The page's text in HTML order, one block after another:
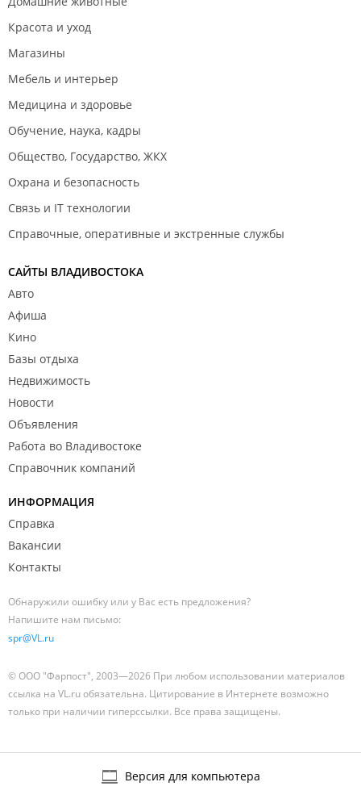
Красота и уход
Магазины
Мебель и интерьер
Медицина и здоровье
Обучение, наука, кадры
Общество, Государство, ЖКХ
Охрана и безопасность
Связь и IT технологии
Справочные, оперативные и экстренные службы
САЙТЫ ВЛАДИВОСТОКА
Авто
Афиша
Кино
Базы отдыха
Недвижимость
Новости
Объявления
Работа во Владивостоке
Справочник компаний
ИНФОРМАЦИЯ
Справка
Вакансии
Контакты
Обнаружили ошибку или у Вас есть предложения?
Напишите нам письмо:
spr@VL.ru
© ООО "Фарпост", 2003—2026 При любом использовании материалов
ссылка на VL.ru обязательна. Цитирование в Интернете возможно
только при наличии гиперссылки. Все права защищены.
Версия для компьютера